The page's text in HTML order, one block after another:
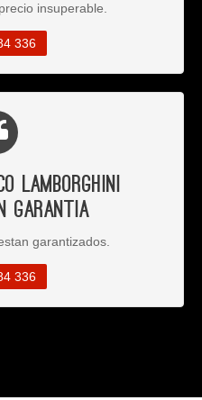
insuperable.
336
Lamborghini
Garantia
garantizados.
336